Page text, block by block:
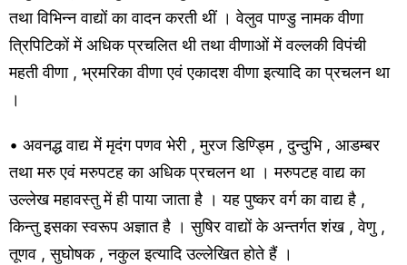
तथा विभिन्न वाद्यों का वादन करती थीं । वेलुव पाण्डु नामक वीणा
त्रिपिटिकों में अधिक प्रचलित थी तथा वीणाओं में वल्लकी विपंची
महती वीणा , भ्रमरिका वीणा एवं एकादश वीणा इत्यादि का प्रचलन था
।
• अवनद्ध वाद्य में मृदंग पणव भेरी , मुरज डिण्ड्मि , दुन्दुभि , आडम्बर
तथा मरु एवं मरुपटह का अधिक प्रचलन था । मरुपटह वाद्य का
उल्लेख महावस्तु में ही पाया जाता है । यह पुष्कर वर्ग का वाद्य है ,
किन्तु इसका स्वरूप अज्ञात है । सुषिर वाद्यों के अन्तर्गत शंख , वेणु ,
तूणव , सुघोषक , नकुल इत्यादि उल्लेखित होते हैं ।